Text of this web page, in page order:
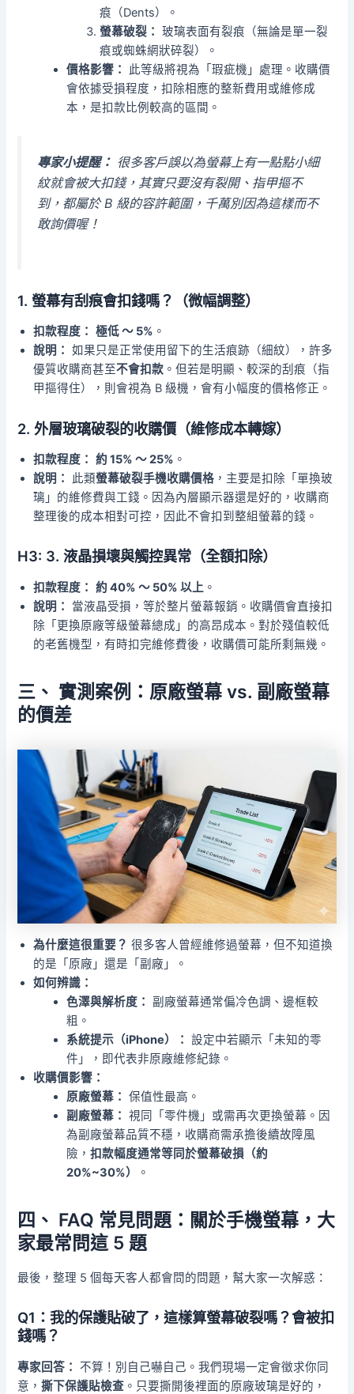
痕（Dents）。
螢幕破裂： 玻璃表面有裂痕（無論是單一裂
痕或蜘蛛網狀碎裂）。
價格影響：
此等級將視為「瑕疵機」處理。收購價
會依據受損程度，扣除相應的整新費用或維修成
本，是扣款比例較高的區間。
專家小提醒： 很多客戶誤以為螢幕上有一點點小細
紋就會被大扣錢，其實只要沒有裂開、指甲摳不
到，都屬於 B 級的容許範圍，千萬別因為這樣而不
敢詢價喔！
1. 螢幕有刮痕會扣錢嗎？（微幅調整）
扣款程度： 極低 ～ 5% 。
說明： 如果只是正常使用留下的生活痕跡（細紋），許多
優質收購商甚至不會扣款 。但若是明顯、較深的刮痕（指
甲摳得住），則會視為 B 級機，會有小幅度的價格修正。
2. 外層玻璃破裂的收購價（維修成本轉嫁）
扣款程度： 約 15% ～ 25% 。
說明：
此類螢幕破裂手機收購價格 ，主要是扣除「單換玻
璃」的維修費與工錢。因為內層顯示器還是好的，收購商
整理後的成本相對可控，因此不會扣到整組螢幕的錢。
H3: 3. 液晶損壞與觸控異常（全額扣除）
扣款程度： 約 40% ～ 50% 以上 。
說明：
當液晶受損，等於整片螢幕報銷。收購價會直接扣
除「更換原廠等級螢幕總成」的高昂成本。對於殘值較低
的老舊機型，有時扣完維修費後，收購價可能所剩無幾。
三、 實測案例：原廠螢幕 vs. 副廠螢幕
的價差
為什麼這很重要？ 很多客人曾經維修過螢幕，但不知道換
的是「原廠」還是「副廠」。
如何辨識：
色澤與解析度： 副廠螢幕通常偏冷色調、邊框較
粗。
系統提示（iPhone）： 設定中若顯示「未知的零
件」，即代表非原廠維修紀錄。
收購價影響：
原廠螢幕： 保值性最高。
副廠螢幕： 視同「零件機」或需再次更換螢幕。因
為副廠螢幕品質不穩，收購商需承擔後續故障風
險，扣款幅度通常等同於螢幕破損（約
20%~30%）
。
四、 FAQ 常見問題：關於手機螢幕，大
家最常問這 5 題
最後，整理 5 個每天客人都會問的問題，幫大家一次解惑：
Q1：我的保護貼破了，這樣算螢幕破裂嗎？會被扣
錢嗎？
專家回答： 不算！別自己嚇自己。我們現場一定會徵求你同
意，撕下保護貼檢查 。只要撕開後裡面的原廠玻璃是好的，